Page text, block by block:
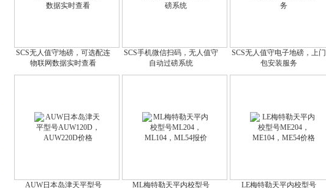
SCS无人值守地磅，可选配连
物联网数据实时查看
SCS手机微信扫码，无人值守
自动过磅系统
SCS无人值守电子地磅，上门
包安装服务
AUW日本岛津天平型号
ML梅特勒天平内校型号
LE梅特勒天平内校型号